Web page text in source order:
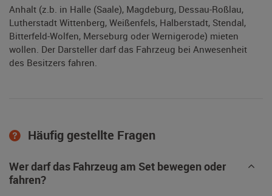
Anhalt (z.b. in Halle (Saale), Magdeburg, Dessau-Roßlau,
Lutherstadt Wittenberg, Weißenfels, Halberstadt, Stendal,
Bitterfeld-Wolfen, Merseburg oder Wernigerode) mieten
wollen. Der Darsteller darf das Fahrzeug bei Anwesenheit
des Besitzers fahren.
Häufig gestellte Fragen
Wer darf das Fahrzeug am Set bewegen oder
fahren?